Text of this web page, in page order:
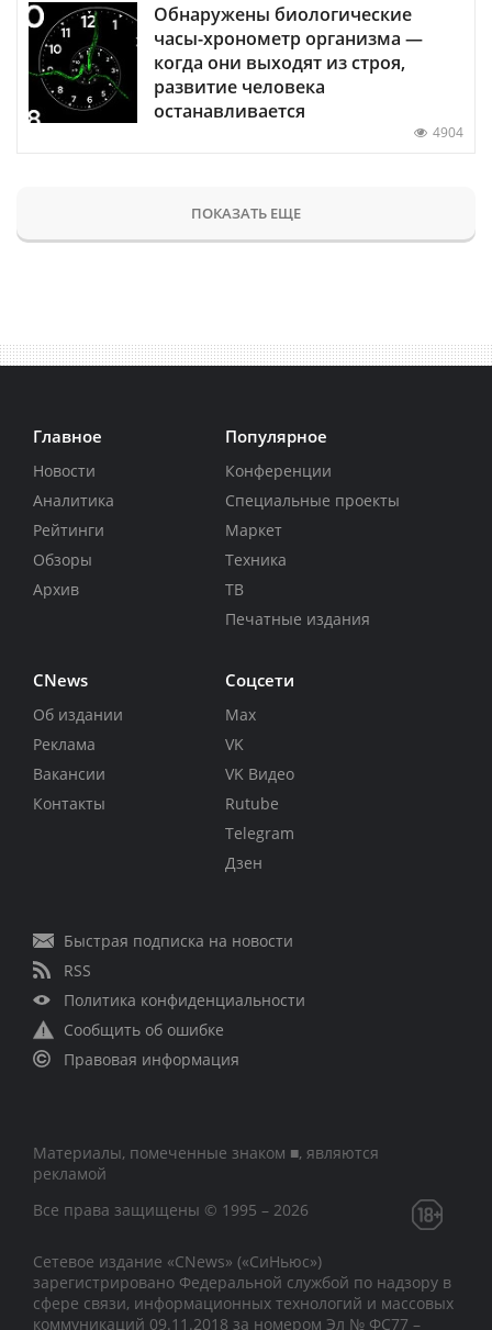
Обнаружены биологические
часы-хронометр организма —
когда они выходят из строя,
развитие человека
останавливается
4904
ПОКАЗАТЬ ЕЩЕ
Главное
Новости
Аналитика
Рейтинги
Обзоры
Архив
Популярное
Конференции
Специальные проекты
Маркет
Техника
ТВ
Печатные издания
CNews
Об издании
Реклама
Вакансии
Контакты
Соцсети
Max
VK
VK Видео
Rutube
Telegram
Дзен
Быстрая подписка на новости
RSS
Политика конфиденциальности
Сообщить об ошибке
Правовая информация
Материалы, помеченные знаком ■, являются
рекламой
Все права защищены © 1995 – 2026
Сетевое издание «CNews» («СиНьюс»)
зарегистрировано Федеральной службой по надзору в
сфере связи, информационных технологий и массовых
коммуникаций 09.11.2018 за номером Эл № ФС77 –